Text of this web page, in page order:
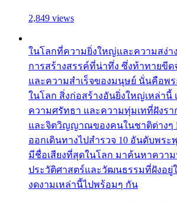
2,849 views
ในโลกที่ความยิ่งใหญ่และความสง่า
การสร้างสรรค์ที่น่าทึ่ง ซึ่งท้าทายขีด
และความสำเร็จของมนุษย์ นั่นคือพ
ในโลก สิ่งก่อสร้างอันยิ่งใหญ่เหล่านี้
ความศรัทธา และความทุ่มเทที่ฝังร
และจิตวิญญาณของคนในชาติต่างๆ
ออกเดินทางไปสำรวจ 10 อันดับพร
มีชื่อเสียงที่สุดในโลก มาค้นหาควา
ประวัติศาสตร์และวัฒนธรรมที่ฝังอยู่
งดงามเหล่านี้ไปพร้อมๆ กัน